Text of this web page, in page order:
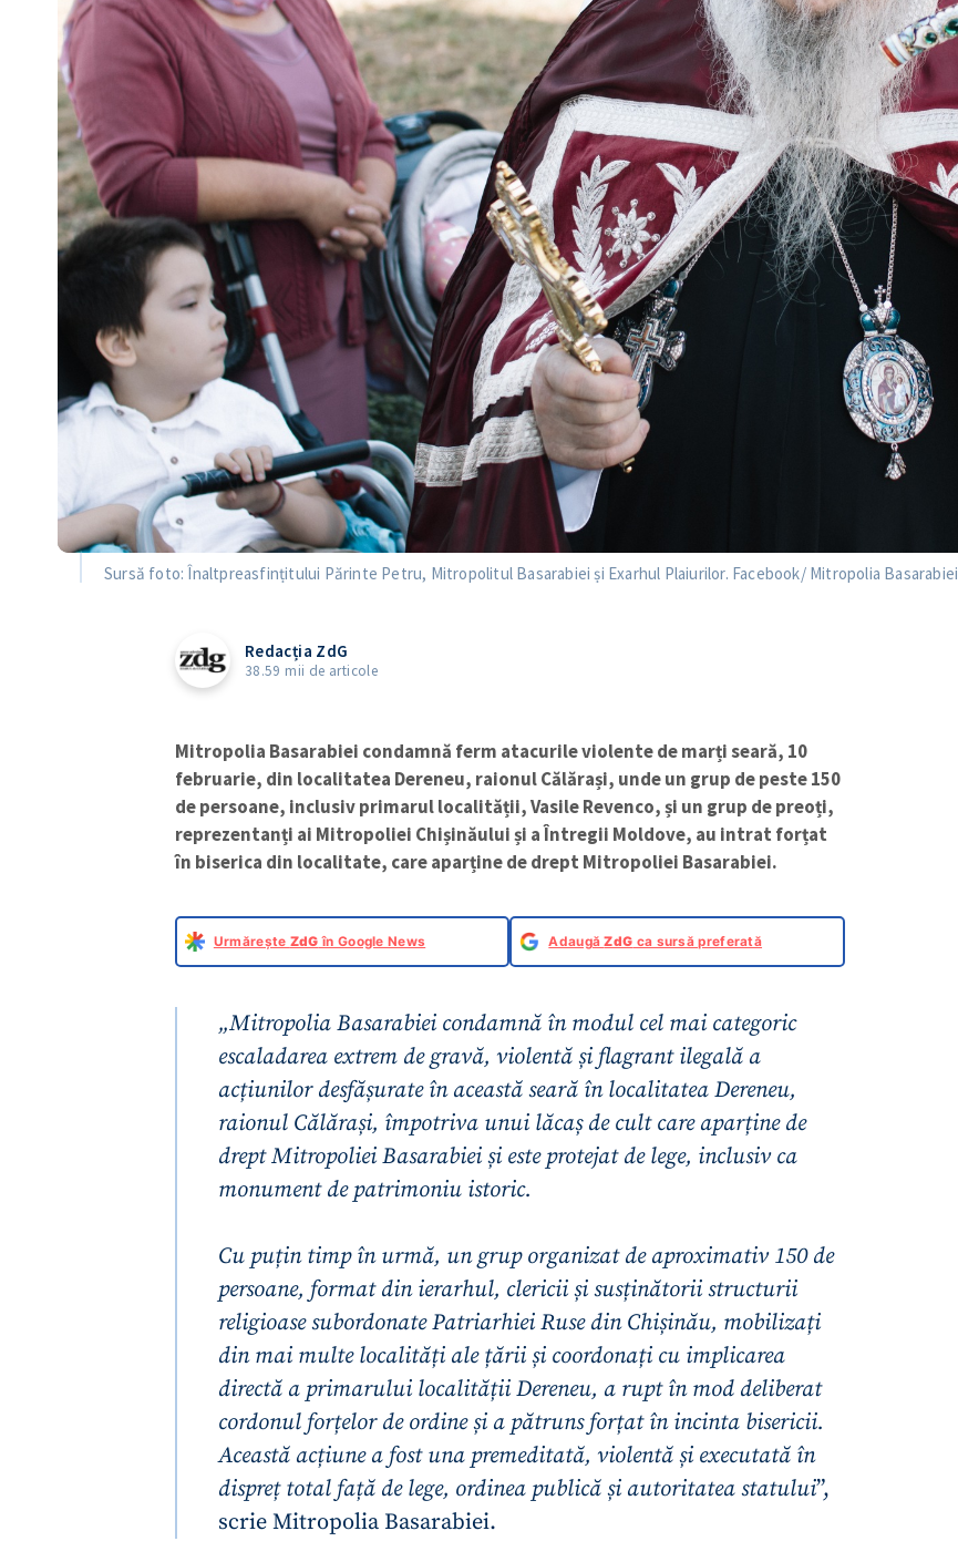
Sursă foto: Înaltpreasfințitului Părinte Petru, Mitropolitul Basarabiei și Exarhul Plaiurilor. Facebook/ Mitropolia Basarabiei
Redacția ZdG
38.59 mii de articole
Mitropolia Basarabiei condamnă ferm atacurile violente de marți seară, 10
februarie, din localitatea Dereneu, raionul Călărași, unde un grup de peste 150
de persoane, inclusiv primarul localității, Vasile Revenco, și un grup de preoți,
reprezentanți ai Mitropoliei Chișinăului și a Întregii Moldove, au intrat forțat
în biserica din localitate, care aparține de drept Mitropoliei Basarabiei.
Urmărește ZdG în Google News AdaugăZdG ca sursă preferată
„Mitropolia Basarabiei condamnă în modul cel mai categoric
escaladarea extrem de gravă, violentă și flagrant ilegală a
acțiunilor desfășurate în această seară în localitatea Dereneu,
raionul Călărași, împotriva unui lăcaș de cult care aparține de
drept Mitropoliei Basarabiei și este protejat de lege, inclusiv ca
monument de patrimoniu istoric.
Cu puțin timp în urmă, un grup organizat de aproximativ 150 de
persoane, format din ierarhul, clericii și susținătorii structurii
religioase subordonate Patriarhiei Ruse din Chișinău, mobilizați
din mai multe localități ale țării și coordonați cu implicarea
directă a primarului localității Dereneu, a rupt în mod deliberat
cordonul forțelor de ordine și a pătruns forțat în incinta bisericii.
Această acțiune a fost una premeditată, violentă și executată în
dispreț total față de lege, ordinea publică și autoritatea statului”,
scrie Mitropolia Basarabiei.
ȘTIREA MEA